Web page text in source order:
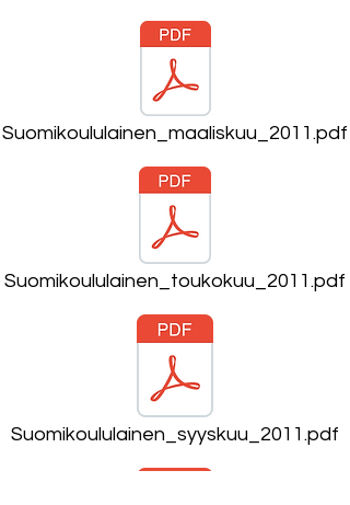
Suomikoululainen_maaliskuu_2011.pdf
Suomikoululainen_toukokuu_2011.pdf
Suomikoululainen_syyskuu_2011.pdf